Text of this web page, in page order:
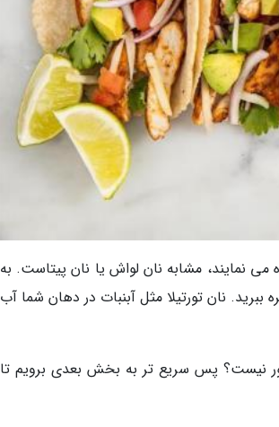
نمایند، مشابه نان لواش یا نان پیتاست. به
ببرید. نان تورتیلا مثل آبنبات در دهان شما آب
نیست؟ پس سریع تر به بخش بعدی برویم تا